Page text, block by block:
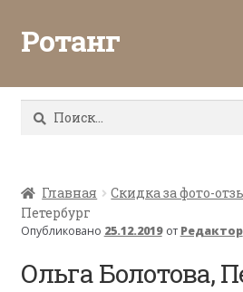
Ротанг
Каталог
Все о ротанге
Ротанг оптом
Найти:
Главная Скидка за фото-
Петербург
Опубликовано 25.12.2019 от Редактор
Ольга Болотова,